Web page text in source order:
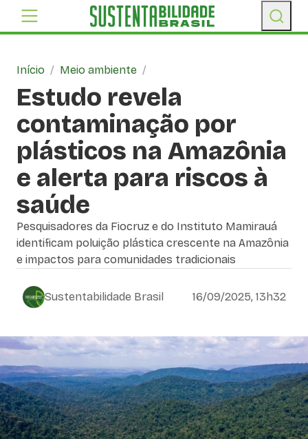
Início / Meio ambiente /
Estudo revela
contaminação por
plásticos na Amazônia
e alerta para riscos à
saúde
Pesquisadores da Fiocruz e do Instituto Mamirauá
identificam poluição plástica crescente na Amazônia
e impactos para comunidades tradicionais
Sustentabilidade Brasil 16/09/2025, 13h32